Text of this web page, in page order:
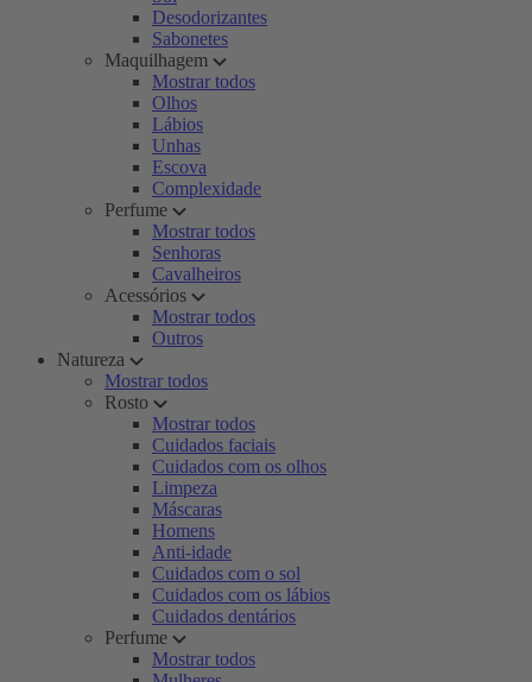
Desodorizantes
Sabonetes
Maquilhagem
Mostrar todos
Olhos
Lábios
Unhas
Escova
Complexidade
Perfume
Mostrar todos
Senhoras
Cavalheiros
Acessórios
Mostrar todos
Outros
Natureza
Mostrar todos
Rosto
Mostrar todos
Cuidados faciais
Cuidados com os olhos
Limpeza
Máscaras
Homens
Anti-idade
Cuidados com o sol
Cuidados com os lábios
Cuidados dentários
Perfume
Mostrar todos